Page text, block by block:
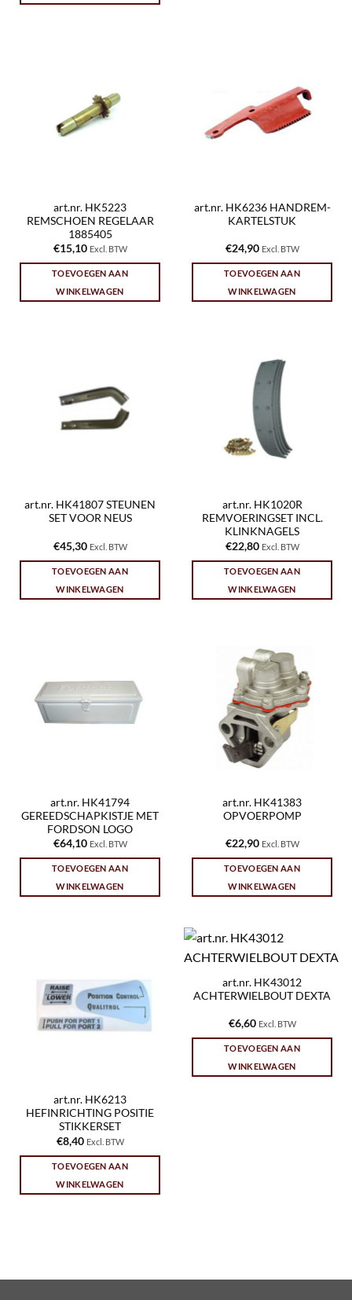
art.nr. HK5223
REMSCHOEN REGELAAR
1885405
€15,10 Excl. BTW
TOEVOEGEN AAN
WINKELWAGEN
art.nr. HK6236 HANDREM-
KARTELSTUK
€24,90 Excl. BTW
TOEVOEGEN AAN
WINKELWAGEN
art.nr. HK41807 STEUNEN
SET VOOR NEUS
€45,30 Excl. BTW
TOEVOEGEN AAN
WINKELWAGEN
art.nr. HK1020R
REMVOERINGSET INCL.
KLINKNAGELS
€22,80 Excl. BTW
TOEVOEGEN AAN
WINKELWAGEN
art.nr. HK41794
GEREEDSCHAPKISTJE MET
FORDSON LOGO
€64,10 Excl. BTW
TOEVOEGEN AAN
WINKELWAGEN
art.nr. HK41383
OPVOERPOMP
€22,90 Excl. BTW
TOEVOEGEN AAN
WINKELWAGEN
art.nr. HK6213
HEFINRICHTING POSITIE
STIKKERSET
€8,40 Excl. BTW
TOEVOEGEN AAN
WINKELWAGEN
art.nr. HK43012
ACHTERWIELBOUT DEXTA
€6,60 Excl. BTW
TOEVOEGEN AAN
WINKELWAGEN